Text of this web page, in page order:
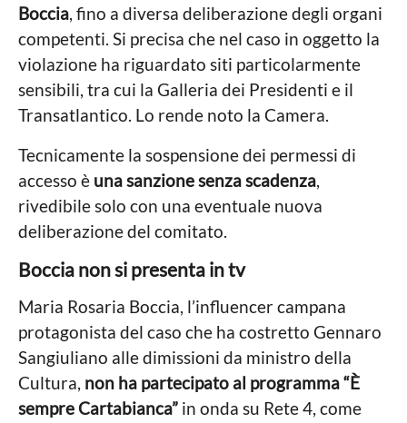
Boccia, fino a diversa deliberazione degli organi
competenti. Si precisa che nel caso in oggetto la
violazione ha riguardato siti particolarmente
sensibili, tra cui la Galleria dei Presidenti e il
Transatlantico. Lo rende noto la Camera.
Tecnicamente la sospensione dei permessi di
accesso è una sanzione senza scadenza,
rivedibile solo con una eventuale nuova
deliberazione del comitato.
Boccia non si presenta in tv
Maria Rosaria Boccia, l’influencer campana
protagonista del caso che ha costretto Gennaro
Sangiuliano alle dimissioni da ministro della
Cultura, non ha partecipato al programma “È
sempre Cartabianca” in onda su Rete 4, come